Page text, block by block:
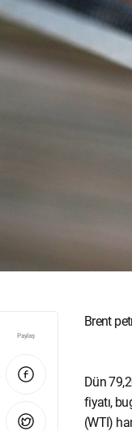
Paylaş
Brent
Dün
fiyatı,
(WTI)